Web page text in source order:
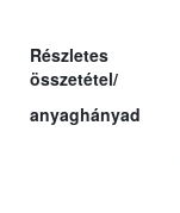
Részletes
összetétel/
anyaghányad